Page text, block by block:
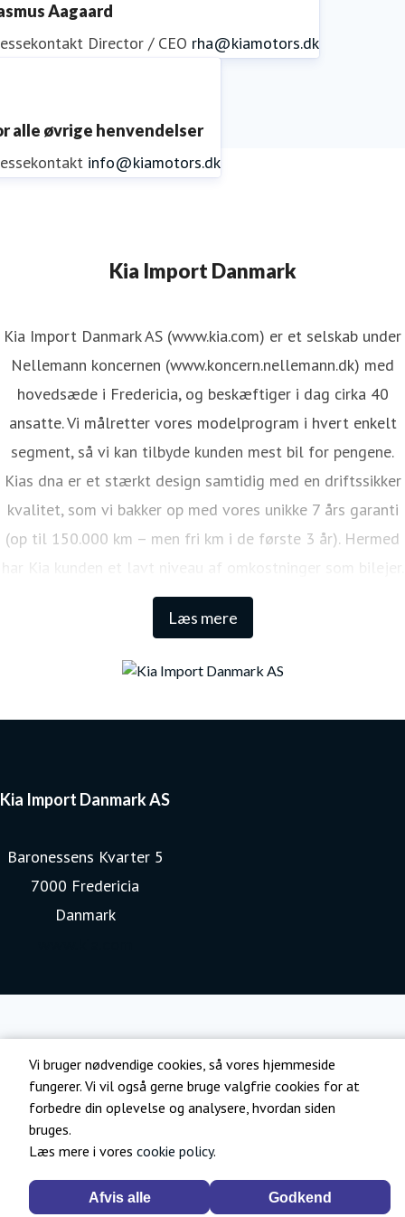
Vi bruger nødvendige cookies, så vores hjemmeside
fungerer. Vi vil også gerne bruge valgfrie cookies for at
forbedre din oplevelse og analysere, hvordan siden
bruges.
Læs mere i vores cookie policy.
Afvis alle Godkend
Aagaard
Director / CEO rha@kiamotors.dk
alle øvrige henvendelser
info@kiamotors.dk
Kia Import Danmark
Læs mere
Kia Import Danmark AS (www.kia.com) er et selskab under
Nellemann koncernen (www.koncern.nellemann.dk) med
hovedsæde i Fredericia, og beskæftiger i dag cirka 40
ansatte. Vi målretter vores modelprogram i hvert enkelt
segment, så vi kan tilbyde kunden mest bil for pengene.
Kias dna er et stærkt design samtidig med en driftssikker
kvalitet, som vi bakker op med vores unikke 7 års garanti
(op til 150.000 km – men fri km i de første 3 år). Hermed
har Kia kunden et lavt niveau af omkostninger som bilejer.
Den lange garanti sikrer samtidig én af de højeste
restværdier i markedet.
Kia Import Danmark AS
Baronessens Kvarter 5
7000 Fredericia
Danmark